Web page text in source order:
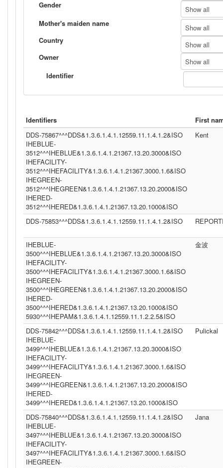
Gender
Show all
Mother's maiden name
Show all
Country
Show all
Owner
Show all
Identifier
Identifiers
First
DDS-75867^^^DDS&1.3.6.1.4.1.12559.11.1.4.1.2&ISO
IHEBLUE-
3512^^^IHEBLUE&1.3.6.1.4.1.21367.13.20.3000&ISO
IHEFACILITY-
3512^^^IHEFACILITY&1.3.6.1.4.1.21367.3000.1.6&ISO
IHEGREEN-
3512^^^IHEGREEN&1.3.6.1.4.1.21367.13.20.2000&ISO
IHERED-
3512^^^IHERED&1.3.6.1.4.1.21367.13.20.1000&ISO
Kent
DDS-75853^^^DDS&1.3.6.1.4.1.12559.11.1.4.1.2&ISO
IHEBLUE-
3500^^^IHEBLUE&1.3.6.1.4.1.21367.13.20.3000&ISO
IHEFACILITY-
3500^^^IHEFACILITY&1.3.6.1.4.1.21367.3000.1.6&ISO
IHEGREEN-
3500^^^IHEGREEN&1.3.6.1.4.1.21367.13.20.2000&ISO
IHERED-
3500^^^IHERED&1.3.6.1.4.1.21367.13.20.1000&ISO
5930^^^IHEPAM&1.3.6.1.4.1.12559.11.1.2.2.5&ISO
金波
DDS-75842^^^DDS&1.3.6.1.4.1.12559.11.1.4.1.2&ISO
IHEBLUE-
3499^^^IHEBLUE&1.3.6.1.4.1.21367.13.20.3000&ISO
IHEFACILITY-
3499^^^IHEFACILITY&1.3.6.1.4.1.21367.3000.1.6&ISO
IHEGREEN-
3499^^^IHEGREEN&1.3.6.1.4.1.21367.13.20.2000&ISO
IHERED-
3499^^^IHERED&1.3.6.1.4.1.21367.13.20.1000&ISO
Pulickal
DDS-75840^^^DDS&1.3.6.1.4.1.12559.11.1.4.1.2&ISO
IHEBLUE-
3497^^^IHEBLUE&1.3.6.1.4.1.21367.13.20.3000&ISO
IHEFACILITY-
3497^^^IHEFACILITY&1.3.6.1.4.1.21367.3000.1.6&ISO
IHEGREEN-
Jana